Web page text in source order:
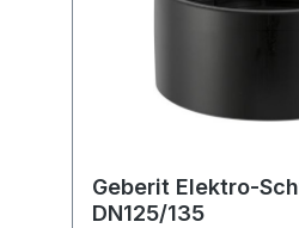
Geberit Elektro-
DN125/135